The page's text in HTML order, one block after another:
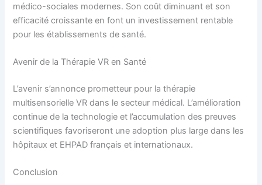
médico-sociales modernes. Son coût diminuant et son
efficacité croissante en font un investissement rentable
pour les établissements de santé.
Avenir de la Thérapie VR en Santé
L’avenir s’annonce prometteur pour la thérapie
multisensorielle VR dans le secteur médical. L’amélioration
continue de la technologie et l’accumulation des preuves
scientifiques favoriseront une adoption plus large dans les
hôpitaux et EHPAD français et internationaux.
Conclusion